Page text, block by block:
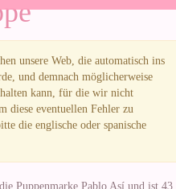
unsere Web, die automatisch ins
und demnach möglicherweise
kann, für die wir nicht
diese eventuellen Fehler zu
die englische oder spanische
Puppenmarke Pablo Así und ist 43